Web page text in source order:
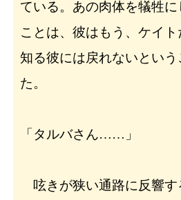
ている。あの肉体を犠牲
ことは、彼はもう、ケイ
知る彼には戻れないとい
た。
「タルバさん……」
呟きが狭い通路に反響す